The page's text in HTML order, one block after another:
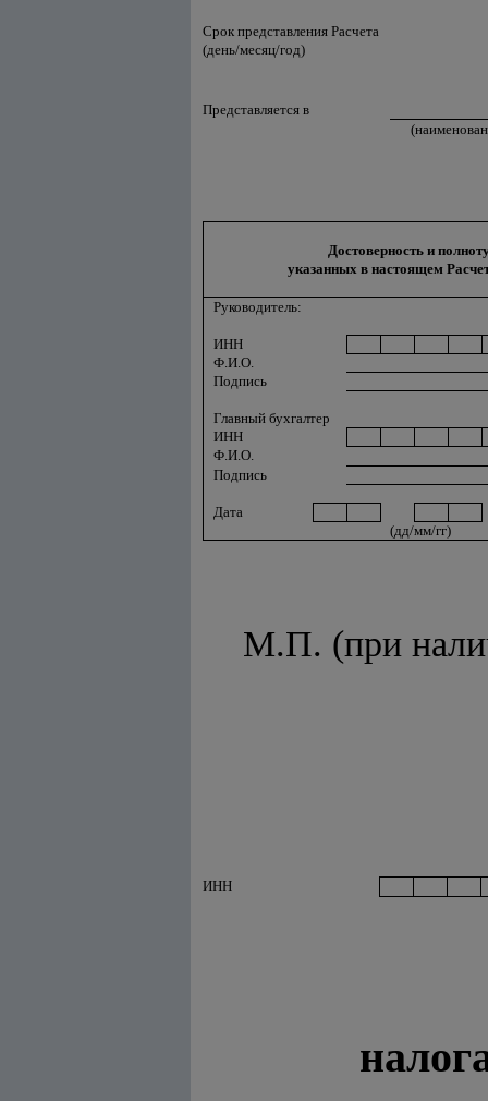
Срок представления Расчета
(день/месяц/год)
Представляется в
Достоверность и
указанных в настоящем
Руководитель:
ИНН
Ф.И.О.
Подпись
Главный бухгалтер
ИНН
Ф.И.О.
Подпись
Дата
(дд/мм/гг)
М.П. (при
ИНН